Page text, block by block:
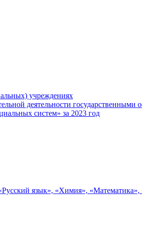
учреждениях
деятельности
систем» за 2023 год
язык», «Химия»,